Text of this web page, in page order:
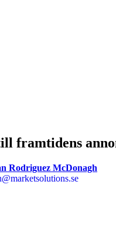
framtidens
Rodriguez McDonagh